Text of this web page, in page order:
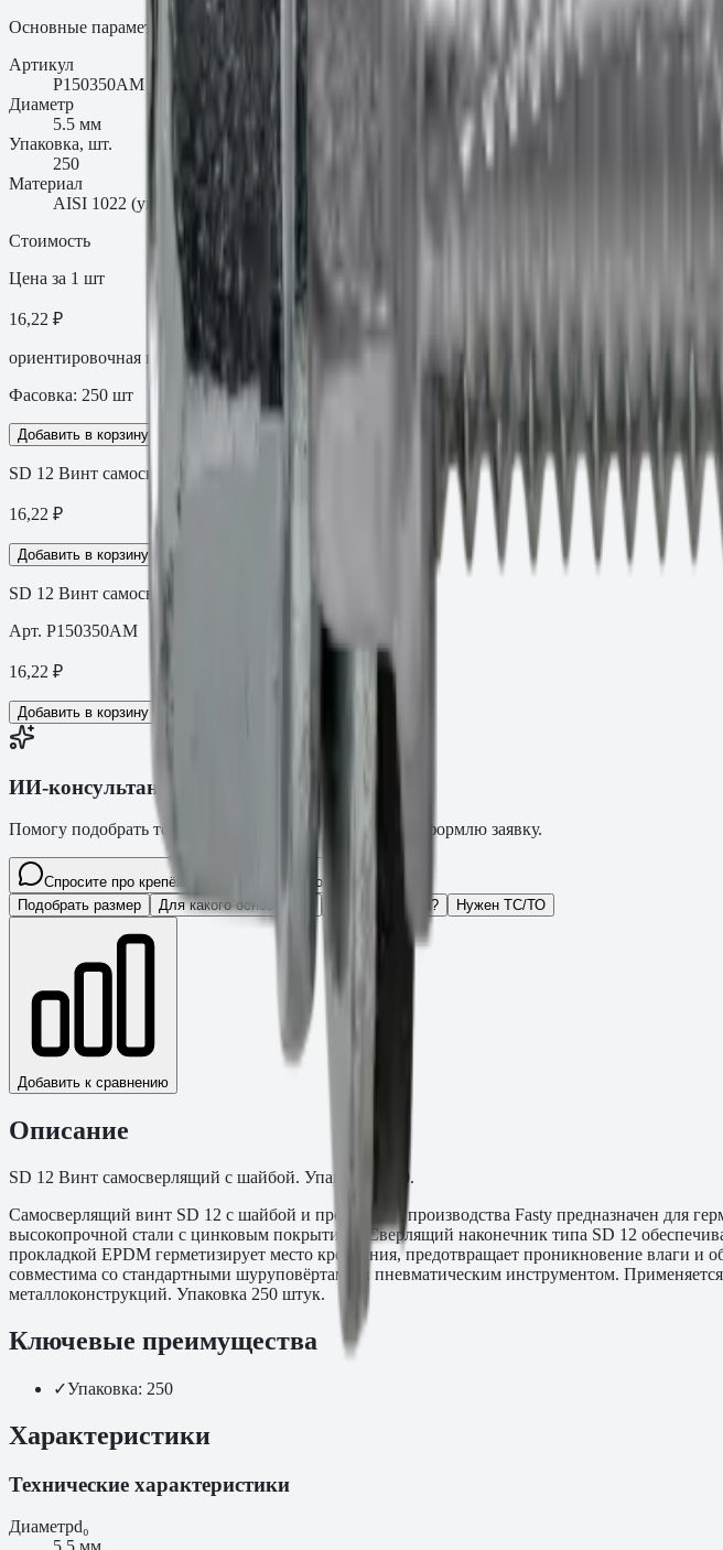
Основные параметры
Артикул
P150350AM
Диаметр
5.5 мм
Упаковка, шт.
250
Материал
AISI 1022 (углеродистая сталь)
Стоимость
Цена за 1 шт
16,22 ₽
ориентировочная цена с НДС
Фасовка: 250 шт
Добавить в корзину
SD 12 Винт самосверлящий с шайбой 5.5×35
16,22 ₽
Добавить в корзину
SD 12 Винт самосверлящий с шайбой 5.5×35
Арт. P150350AM
16,22 ₽
Добавить в корзину
ИИ-консультант Fasty
Помогу подобрать товар, расскажу характеристики и оформлю заявку.
Спросите про крепёж Fasty…
Разговор
Подобрать размер
Для какого основания? Какая нагрузка? Нужен ТС/ТО
Добавить к сравнению
Описание
SD 12 Винт самосверлящий с шайбой. Упаковка: 250.
Самосверлящий винт SD 12 с шайбой и прокладкой производства Fasty предназначен для
высокопрочной стали с цинковым покрытием. Сверлящий наконечник типа SD 12
прокладкой EPDM герметизирует место крепления, предотвращает проникновение влаги и
совместима со стандартными шуруповёртами и пневматическим инструментом.
металлоконструкций. Упаковка 250 штук.
Ключевые преимущества
✓Упаковка: 250
Характеристики
Технические характеристики
Диаметрd₀